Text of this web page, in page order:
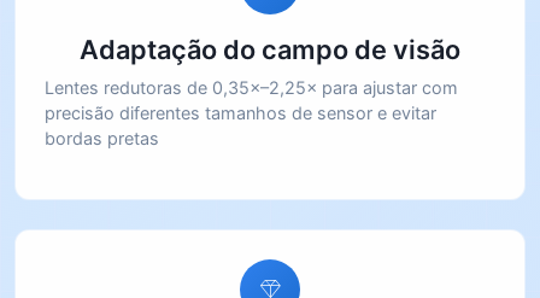
Adaptação do campo de visão
Lentes redutoras de 0,35×–2,25× para ajustar com
precisão diferentes tamanhos de sensor e evitar
bordas pretas